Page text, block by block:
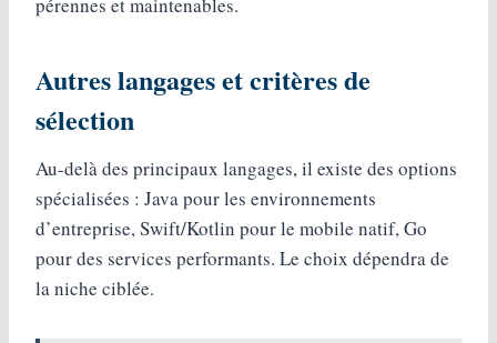
pérennes et maintenables.
Autres langages et critères de
sélection
Au-delà des principaux langages, il existe des options
spécialisées : Java pour les environnements
d’entreprise, Swift/Kotlin pour le mobile natif, Go
pour des services performants. Le choix dépendra de
la niche ciblée.